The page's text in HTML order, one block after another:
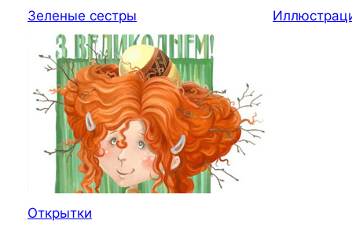
Зеленые сестры
Открытки